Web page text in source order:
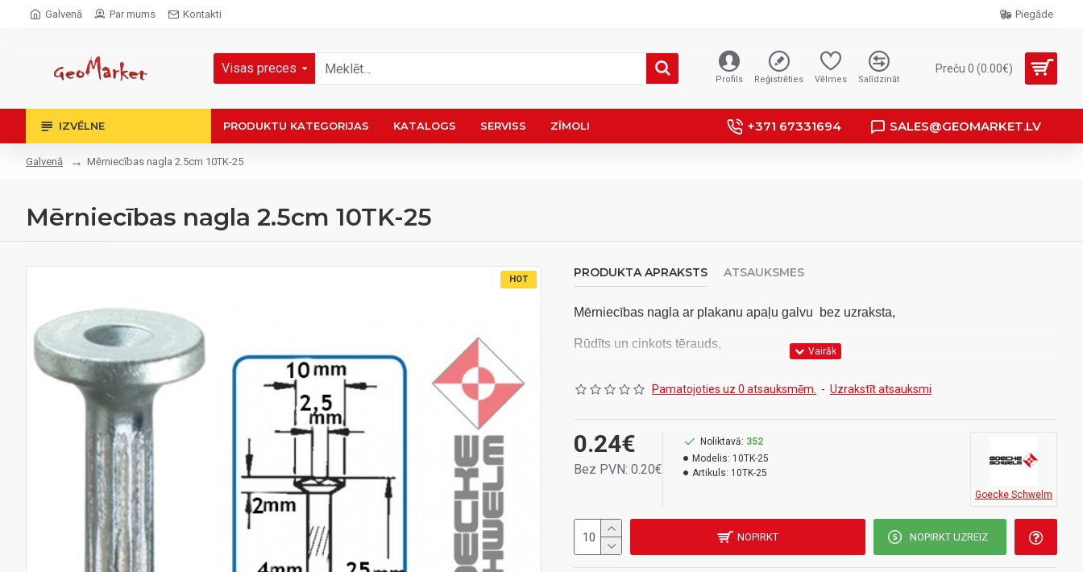
Galvenā Par mums Kontakti Piegāde
Visas preces
Profils Reģistrēties Vēlmes Salīdzināt
Preču 0 (0.00€)
IZVĒLNE PRODUKTU KATEGORIJAS KATALOGS SERVISS ZĪMOLI +371 67331694 SALES@GEOMARKET.LV
Galvenā Mērniecības nagla 2.5cm 10TK-25
Mērniecības nagla 2.5cm 10TK-25
HOT PRODUKTA APRAKSTS ATSAUKSMES
Mērniecības nagla ar plakanu apaļu galvu bez uzraksta,
Rūdīts un cinkots tērauds,
Pamatojoties uz 0 atsauksmēm. - Uzrakstīt atsauksmi
0.24€
Bez PVN: 0.20€
Noliktavā: 352
Modelis: 10TK-25
Artikuls: 10TK-25
Goecke Schwelm
NOPIRKT NOPIRKT UZREIZ